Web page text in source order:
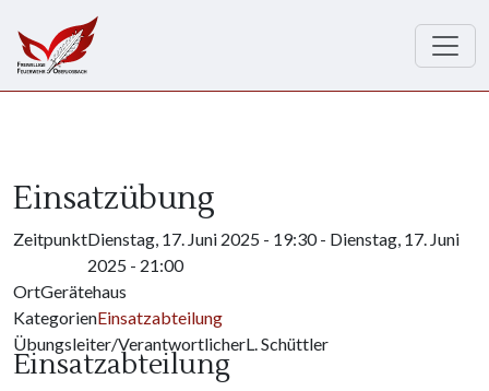
Einsatzübung
ZeitpunktDienstag, 17. Juni 2025 - 19:30- Dienstag, 17. Juni
2025 - 21:00
OrtGerätehaus
KategorienEinsatzabteilung
Übungsleiter/VerantwortlicherL. Schüttler
Einsatzabteilung